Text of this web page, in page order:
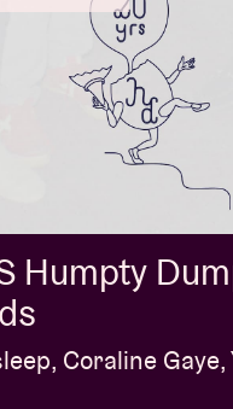
Humpty
Coraline Gaye,